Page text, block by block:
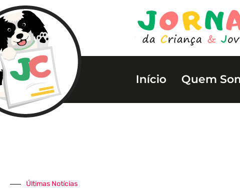
Início Quem
Últimas Notícias